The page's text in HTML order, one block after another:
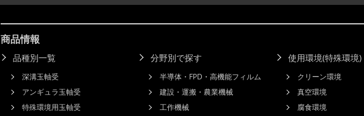
商品情報
品種別一覧
深溝玉軸受
アンギュラ玉軸受
特殊環境用玉軸受
分野別で探す
半導体・FPD・高機能フィルム
建設・運搬・農業機械
工作機械
使用環境(特殊環境
クリーン環境
真空環境
腐食環境